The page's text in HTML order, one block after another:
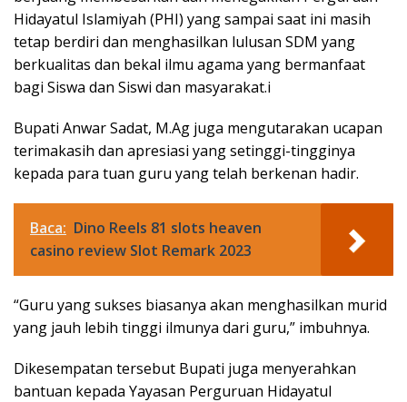
Hidayatul Islamiyah (PHI) yang sampai saat ini masih
tetap berdiri dan menghasilkan lulusan SDM yang
berkualitas dan bekal ilmu agama yang bermanfaat
bagi Siswa dan Siswi dan masyarakat.i
Bupati Anwar Sadat, M.Ag juga mengutarakan ucapan
terimakasih dan apresiasi yang setinggi-tingginya
kepada para tuan guru yang telah berkenan hadir.
Baca: Dino Reels 81 slots heaven
casino review Slot Remark 2023
“Guru yang sukses biasanya akan menghasilkan murid
yang jauh lebih tinggi ilmunya dari guru,” imbuhnya.
Dikesempatan tersebut Bupati juga menyerahkan
bantuan kepada Yayasan Perguruan Hidayatul